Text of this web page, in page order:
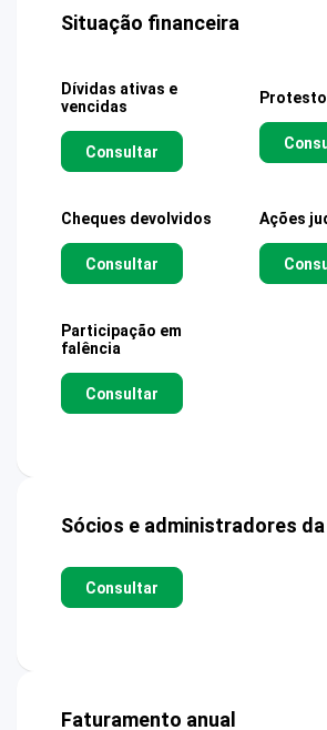
Situação financeira
Dívidas ativas e
vencidas
Consultar
Cheques devolvidos
Consultar
Ações
Participação em
falência
Consultar
Sócios e administradores
Consultar
Faturamento anual